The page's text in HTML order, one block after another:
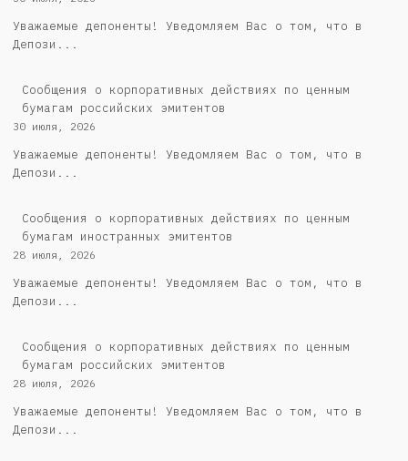
Уважаемые депоненты! Уведомляем Вас о том, что в
Депози...
Cообщения о корпоративных действиях по ценным
бумагам российских эмитентов
30 июля, 2026
Уважаемые депоненты! Уведомляем Вас о том, что в
Депози...
Сообщения о корпоративных действиях по ценным
бумагам иностранных эмитентов
28 июля, 2026
Уважаемые депоненты! Уведомляем Вас о том, что в
Депози...
Cообщения о корпоративных действиях по ценным
бумагам российских эмитентов
28 июля, 2026
Уважаемые депоненты! Уведомляем Вас о том, что в
Депози...